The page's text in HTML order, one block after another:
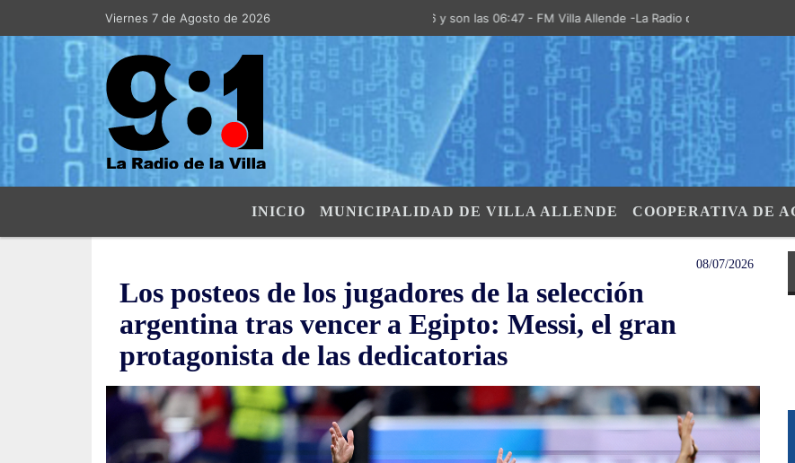
Viernes 7 de Agosto de 2026Hoy es Viernes 7 de Agosto de 2026 y son las 06:47 - FM Villa Allende -La Radio de la Villa- "El Aire de
INICIO MUNICIPALIDAD DE VILLA ALLENDE COOPERATIVA DE
08/07/2026
Los posteos de los jugadores de la selección
argentina tras vencer a Egipto: Messi, el gran
protagonista de las dedicatorias